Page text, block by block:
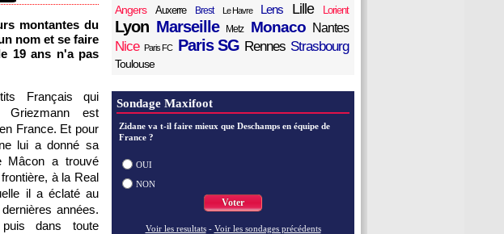
montantes du
nom et se faire
19 ans n'a pas
Français qui
Griezmann est
France. Et pour
lui a donné sa
Mâcon a trouvé
à la Real
il a éclaté au
années.
puis dans toute
Angers
Auxerre Brest Le Havre Lens Lille Lorient
Lyon Marseille Metz Monaco Nantes
Nice Paris FC Paris SG Rennes Strasbourg
Toulouse
Sondage Maxifoot
Zidane va t-il faire mieux que Deschamps en équipe de
France ?
OUI
NON
Voter
Voir les resultats - Voir les sondages précédents